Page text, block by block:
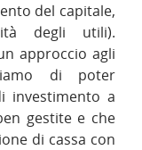
del capitale,
degli utili).
approccio agli
di poter
investimento a
gestite e che
di cassa con